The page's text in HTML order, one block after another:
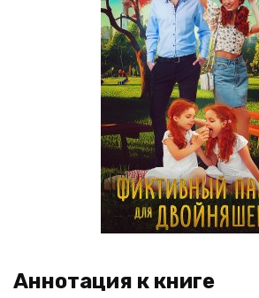
Аннотация к книге